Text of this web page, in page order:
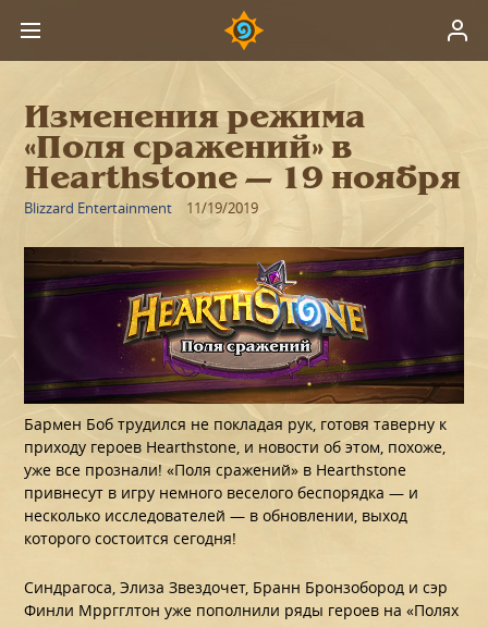
Изменения режима
«Поля сражений» в
Hearthstone — 19 ноября
Blizzard Entertainment 11/19/2019
Бармен Боб трудился не покладая рук, готовя таверну к
приходу героев Hearthstone, и новости об этом, похоже,
уже все прознали! «Поля сражений» в Hearthstone
привнесут в игру немного веселого беспорядка — и
несколько исследователей — в обновлении, выход
которого состоится сегодня!
Синдрагоса, Элиза Звездочет, Бранн Бронзобород и сэр
Финли Мрргглтон уже пополнили ряды героев на «Полях